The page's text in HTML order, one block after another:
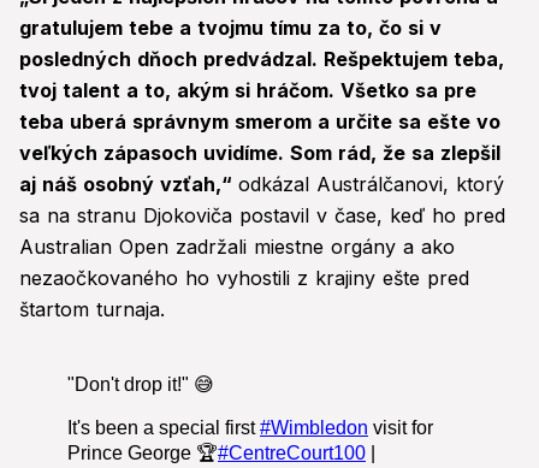
gratulujem tebe a tvojmu tímu za to, čo si v
posledných dňoch predvádzal. Rešpektujem teba,
tvoj talent a to, akým si hráčom. Všetko sa pre
teba uberá správnym smerom a určite sa ešte vo
veľkých zápasoch uvidíme. Som rád, že sa zlepšil
aj náš osobný vzťah,“ odkázal Austrálčanovi, ktorý
sa na stranu Djokoviča postavil v čase, keď ho pred
Australian Open zadržali miestne orgány a ako
nezaočkovaného ho vyhostili z krajiny ešte pred
štartom turnaja.